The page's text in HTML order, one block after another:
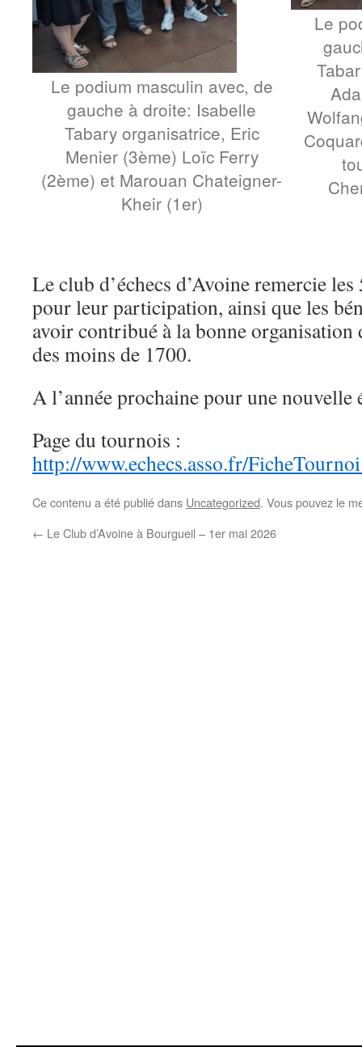
Le podium masculin avec, de
gauche à droite: Isabelle
Tabary organisatrice, Eric
Menier (3ème) Loïc Ferry
(2ème) et Marouan Chateigner-
Kheir (1er)
Le
Le club d’échecs d’Avoine remercie
pour leur participation, ainsi que les
avoir contribué à la bonne organisation
des moins de 1700.
A l’année prochaine pour une
Page du tournois :
http://www.echecs.asso.fr/
Ce contenu a été publié dans Uncategorized. Vous pouvez le
← Le Club d’Avoine à Bourgueil – 1er mai 2026